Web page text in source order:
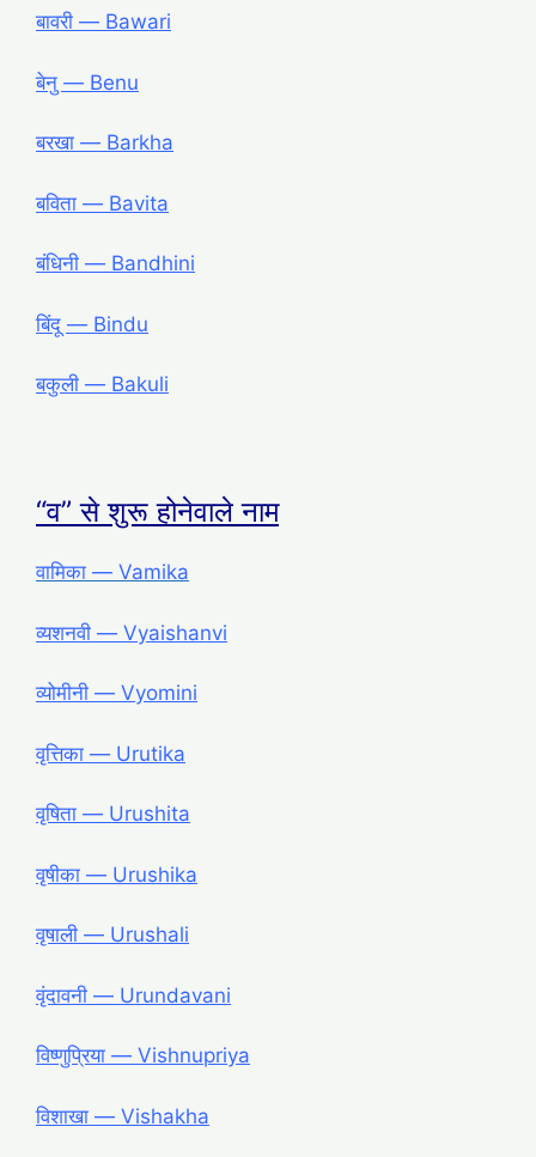
बावरी ― Bawari
बेनु ― Benu
बरखा ― Barkha
बविता ― Bavita
बंधिनी ― Bandhini
बिंदू ― Bindu
बकुली ― Bakuli
“व” से शुरू होनेवाले नाम
वामिका ― Vamika
व्यशनवी ― Vyaishanvi
व्योमीनी ― Vyomini
वृत्तिका ― Urutika
वृषिता ― Urushita
वृषीका ― Urushika
वृषाली ― Urushali
वृंदावनी ― Urundavani
विष्णुप्रिया ― Vishnupriya
विशाखा ― Vishakha